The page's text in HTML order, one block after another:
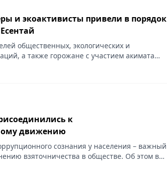
и экоактивисты привели в порядок
общественных, экологических и
а также горожане с участием акимата
работу по очистке набережной возле
к
движению
сознания у населения – важный
взяточничества в обществе. Об этом во
на площадке РСК сообщил руководитель...